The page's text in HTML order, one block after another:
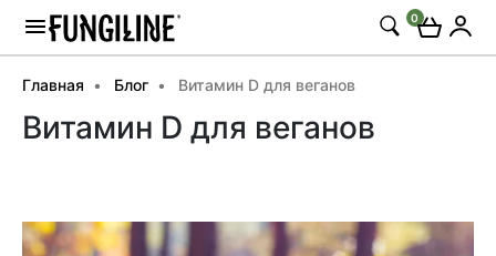
0
Главная Блог Витамин D для веганов
Витамин D для веганов